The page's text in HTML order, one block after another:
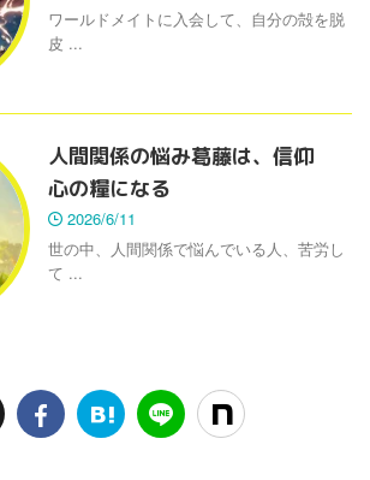
ワールドメイトに入会して、自分の殻を脱
皮 ...
人間関係の悩み葛藤は、信仰
心の糧になる
2026/6/11
世の中、人間関係で悩んでいる人、苦労し
て ...